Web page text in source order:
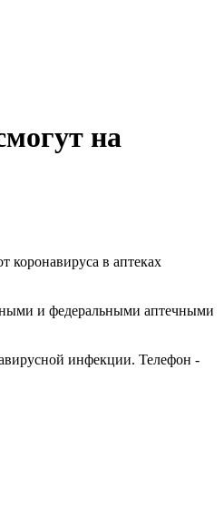
на
коронавируса в аптеках
и федеральными аптечными
инфекции. Телефон -